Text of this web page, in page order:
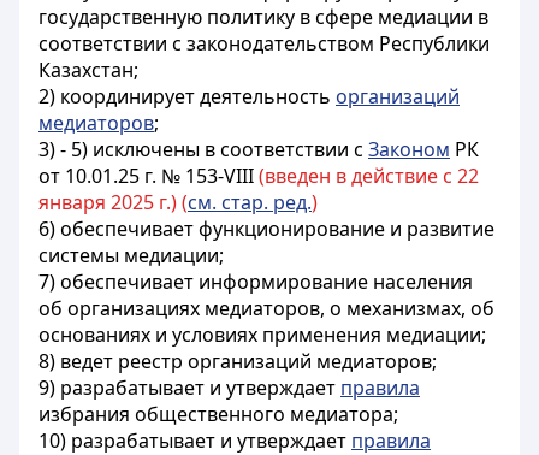
государственную политику в сфере медиации в
соответствии с законодательством Республики
Казахстан;
2) координирует деятельность организаций
медиаторов;
3) - 5) исключены в соответствии с Законом РК
от 10.01.25 г. № 153-VIII(введен в действие с 22
января 2025 г.) (см. стар. ред.)
6) обеспечивает функционирование и развитие
системы медиации;
7) обеспечивает информирование населения
об организациях медиаторов, о механизмах, об
основаниях и условиях применения медиации;
8) ведет реестр организаций медиаторов;
9) разрабатывает и утверждает правила
избрания общественного медиатора;
10) разрабатывает и утверждает правила